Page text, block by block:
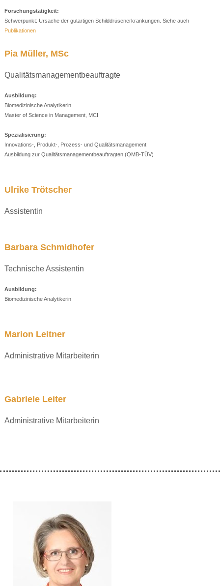
Forschungstätigkeit:
Schwerpunkt: Ursache der gutartigen Schilddrüsenerkrankungen. Siehe auch
Publikationen
Pia Müller, MSc
Qualitätsmanagementbeauftragte
Ausbildung:
Biomedizinische Analytikerin
Master of Science in Management, MCI
Spezialisierung:
Innovations-, Produkt-, Prozess- und Qualitätsmanagement
Ausbildung zur Qualitätsmanagementbeauftragten (QMB-TÜV)
Ulrike Trötscher
Assistentin
Barbara Schmidhofer
Technische Assistentin
Ausbildung:
Biomedizinische Analytikerin
Marion Leitner
Administrative Mitarbeiterin
Gabriele Leiter
Administrative Mitarbeiterin